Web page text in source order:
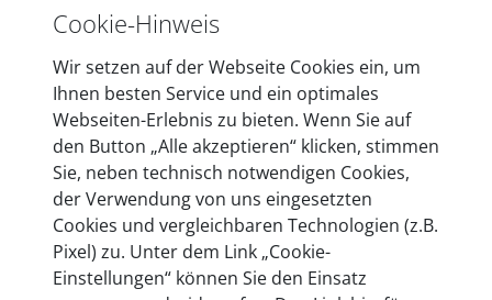
In den Kfz-Diagnosegeräten von autoaid stecken
entwickeln wir unsere Produkte am Standort in
Berlin laufend weiter. Auf diese Qualität vertrauen
heute mehr als 60.000 Privatkunden und
Unternehmen.
Technische Details &
Cookie-Hinweis
Wir setzen auf der Webseite Cookies ein, um
Ihnen besten Service und ein optimales
Webseiten-Erlebnis zu bieten. Wenn Sie auf
den Button „Alle akzeptieren“ klicken, stimmen
Sie, neben technisch notwendigen Cookies,
der Verwendung von uns eingesetzten
Cookies und vergleichbaren Technologien (z.B.
Pixel) zu. Unter dem Link „Cookie-
Einstellungen“ können Sie den Einsatz